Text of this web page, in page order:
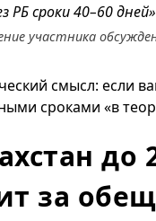
РБ сроки 40–60 дней»
участника
смысл: если
сроками «в
за